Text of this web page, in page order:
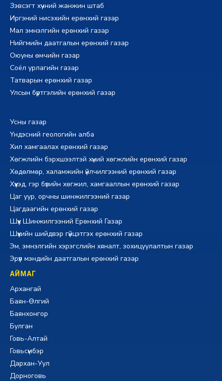
Зэвсэгт хүчний жанжин штаб
Иргэний нисэхийн ерөнхий газар
Мал эмнэлгийн ерөнхий газар
Нийгмийн даатгалын ерөнхий газар
Оюуны өмчийн газар
Соёл урлагийн газар
Татварын ерөнхий газар
Улсын бүртгэлийн ерөнхий газар
Усны газар
Үндэсний геологийн алба
Хил хамгаалах ерөнхий газар
Хөгжлийн бэрхшээлтэй хүний хөгжлийн ерөнхий газар
Хөдөлмөр, халамжийн үйлчилгээний ерөнхий газар
Хүүхэд, гэр бүлийн хөгжил, хамгааллын ерөнхий газар
Цаг уур, орчны шинжилгээний газар
Цагдаагийн ерөнхий газар
Шүүх Шинжилгээний Ерөнхий Газар
Шүүхийн шийдвэр гүйцэтгэх ерөнхий газар
Эм, эмнэлгийн хэрэгслийн хяналт, зохицуулалтын газар
Эрүүл мэндийн даатгалын ерөнхий газар
АЙМАГ
Архангай
Баян-Өлгий
Баянхонгор
Булган
Говь-Алтай
Говьсүмбэр
Дархан-Уул
Дорноговь